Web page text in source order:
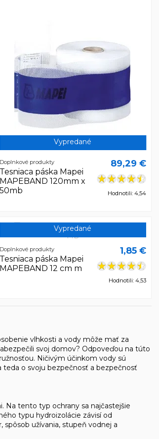
Vypredané
Doplnkové produkty
Tesniaca páska Mapei
MAPEBAND 120mm x
50mb
89,29 €
Hodnotili: 4,54
Vypredané
Doplnkové produkty
Tesniaca páska Mapei
MAPEBAND 12 cm m
1,85 €
Hodnotili: 4,53
vlhkosti a vody môže mať za
svoj domov? Odpoveďou na túto
Ničivým účinkom vody sú
teda o svoju bezpečnosť a bezpečnosť
Na tento typ ochrany sa najčastejšie
typu hydroizolácie závisí od
užívania, stupeň vodnej a